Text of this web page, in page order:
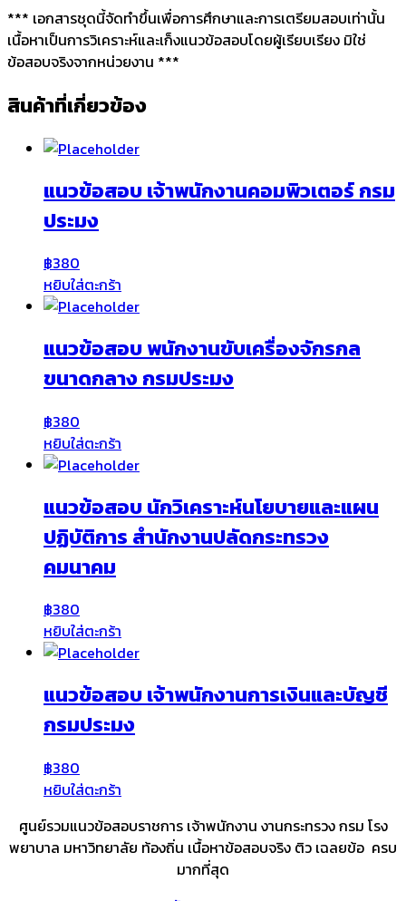
*** เอกสารชุดนี้จัดทำขึ้นเพื่อการศึกษาและการเตรียมสอบเท่านั้น
เนื้อหาเป็นการวิเคราะห์และเก็งแนวข้อสอบโดยผู้เรียบเรียง มิใช่
ข้อสอบจริงจากหน่วยงาน ***
สินค้าที่เกี่ยวข้อง
แนวข้อสอบ เจ้าพนักงานคอมพิวเตอร์ กรม
ประมง
฿380
หยิบใส่ตะกร้า
แนวข้อสอบ พนักงานขับเครื่องจักรกล
ขนาดกลาง กรมประมง
฿380
หยิบใส่ตะกร้า
แนวข้อสอบ นักวิเคราะห์นโยบายและแผน
ปฏิบัติการ สำนักงานปลัดกระทรวง
คมนาคม
฿380
หยิบใส่ตะกร้า
แนวข้อสอบ เจ้าพนักงานการเงินและบัญชี
กรมประมง
฿380
หยิบใส่ตะกร้า
ศูนย์รวมแนวข้อสอบราชการ เจ้าพนักงาน งานกระทรวง กรม โรง
พยาบาล มหาวิทยาลัย ท้องถิ่น เนื้อหาข้อสอบจริง ติว เฉลยข้อ ครบ
มากที่สุด